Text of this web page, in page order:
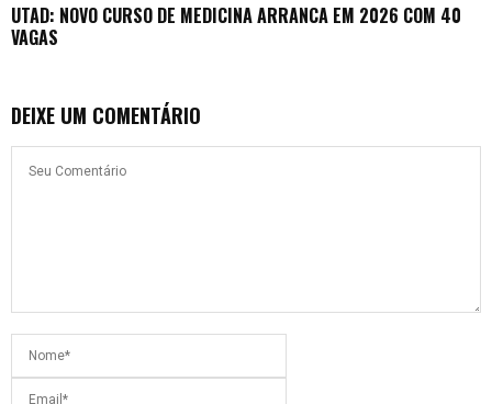
UTAD: NOVO CURSO DE MEDICINA ARRANCA EM 2026 COM 40
VAGAS
DEIXE UM COMENTÁRIO